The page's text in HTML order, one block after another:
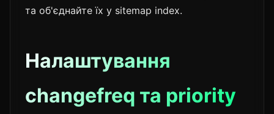
та об'єднайте їх у sitemap index.
Налаштування
changefreq та priority